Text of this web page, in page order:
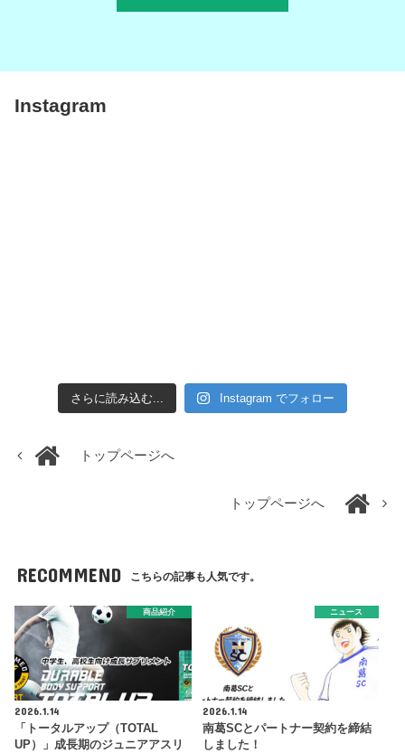
Instagram
さらに読み込む... Instagram でフォロー
トップページへ
トップページへ
RECOMMEND こちらの記事も人気です。
商品紹介
2026.1.14
「トータルアップ（TOTAL
UP）」成長期のジュニアアスリ
ニュース
2026.1.14
南葛SCとパートナー契約を締結
しました！